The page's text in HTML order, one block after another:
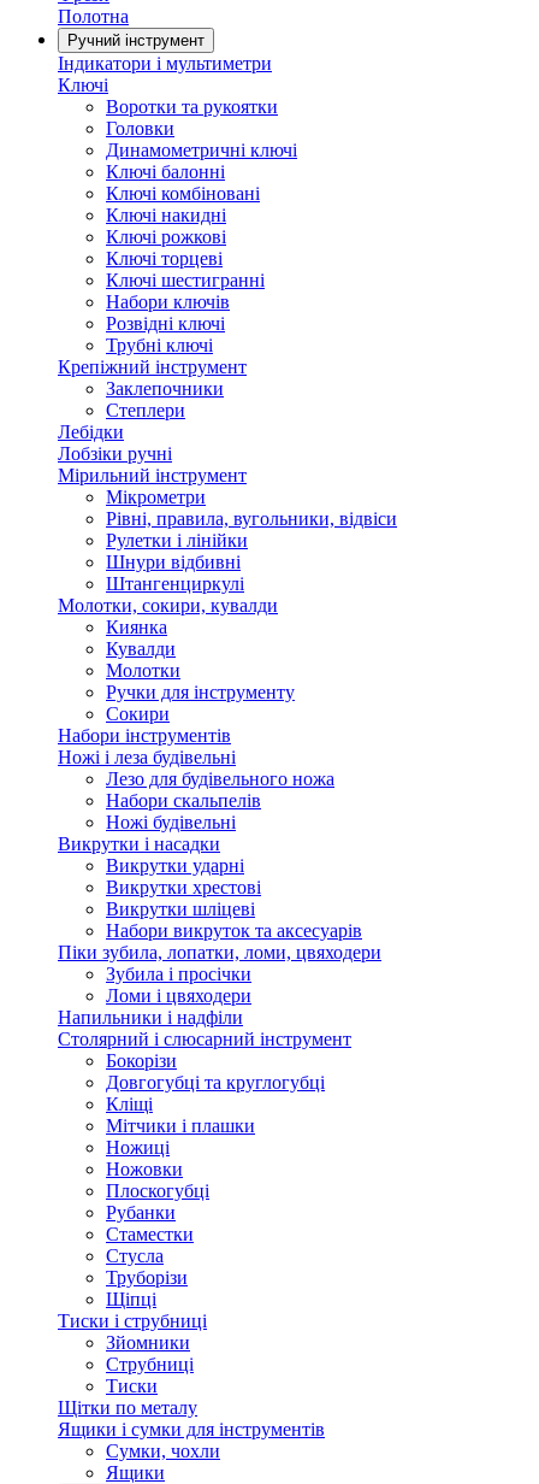
Полотна
Ручний інструмент
Індикатори і мультиметри
Ключі
Воротки та рукоятки
Головки
Динамометричні ключі
Ключі балонні
Ключі комбіновані
Ключі накидні
Ключі рожкові
Ключі торцеві
Ключі шестигранні
Набори ключів
Розвідні ключі
Трубні ключі
Крепіжний інструмент
Заклепочники
Степлери
Лебідки
Лобзіки ручні
Мірильний інструмент
Мікрометри
Рівні, правила, вугольники, відвіси
Рулетки і лінійки
Шнури відбивні
Штангенциркулі
Молотки, сокири, кувалди
Киянка
Кувалди
Молотки
Ручки для інструменту
Сокири
Набори інструментів
Ножі і леза будівельні
Лезо для будівельного ножа
Набори скальпелів
Ножі будівельні
Викрутки і насадки
Викрутки ударні
Викрутки хрестові
Викрутки шліцеві
Набори викруток та аксесуарів
Піки зубила, лопатки, ломи, цвяходери
Зубила і просічки
Ломи і цвяходери
Напильники і надфіли
Столярний і слюсарний інструмент
Бокорізи
Довгогубці та круглогубці
Кліщі
Мітчики і плашки
Ножиці
Ножовки
Плоскогубці
Рубанки
Стаместки
Стусла
Труборізи
Щіпці
Тиски і струбниці
Зйомники
Струбниці
Тиски
Щітки по металу
Ящики і сумки для інструментів
Сумки, чохли
Ящики